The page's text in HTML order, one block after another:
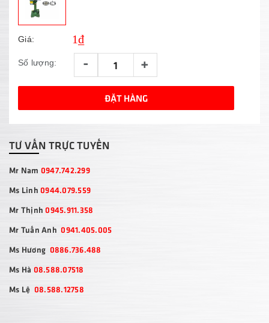
Giá: 1₫
Số lượng: - +
ĐẶT HÀNG
TƯ VẤN TRỰC TUYẾN
Mr Nam 0947.742.299
Ms Linh 0944.079.559
Mr Thịnh 0945.911.358
Mr Tuấn Anh0941.405.005
Ms Hương 0886.736.488
Ms Hà 08.588.07518
Ms Lệ 08.588.12758